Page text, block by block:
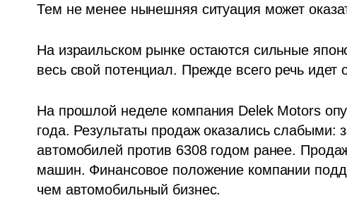
Тем не менее нынешняя ситуация может
На израильском рынке остаются сильные
весь свой потенциал. Прежде всего речь идет
На прошлой неделе компания Delek Motors
года. Результаты продаж оказались
автомобилей против 6308 годом ранее.
машин. Финансовое положение компании
чем автомобильный бизнес.